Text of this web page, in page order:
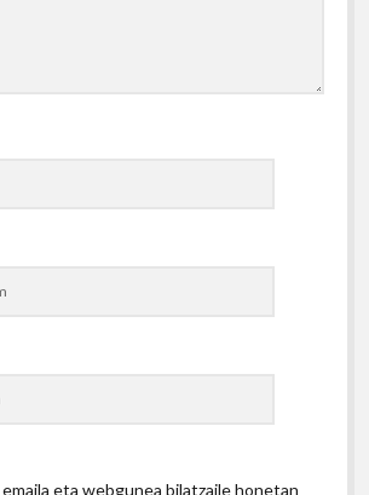
eta webgunea bilatzaile honetan